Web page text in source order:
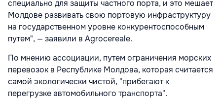
специально для защиты частного порта, и это мешает
Молдове развивать свою портовую инфраструктуру
на государственном уровне конкурентоспособным
путем", — заявили в Agrocereale.
По мнению ассоциации, путем ограничения морских
перевозок в Республике Молдова, которая считается
самой экологически чистой, "прибегают к
перегрузке автомобильного транспорта".